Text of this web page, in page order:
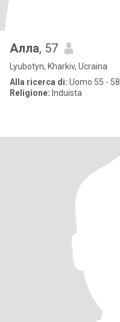
Алла, 57
Lyubotyn, Kharkiv, Ucraina
Alla ricerca di: Uomo 55 - 58
Religione: Induista